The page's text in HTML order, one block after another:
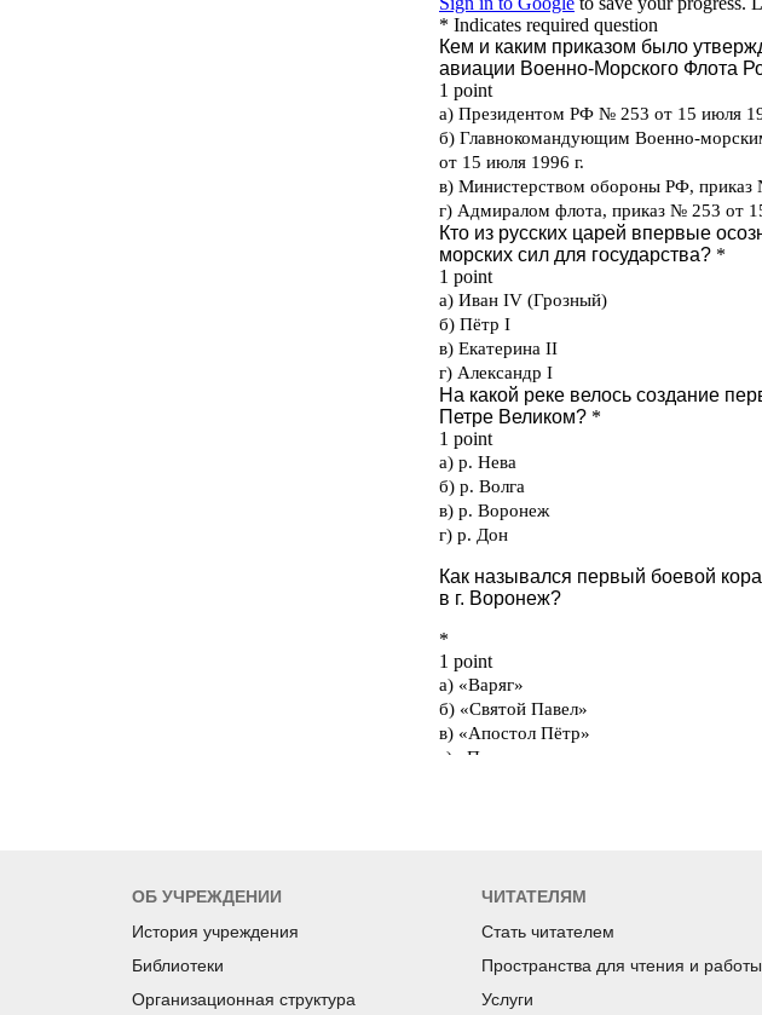
ОБ УЧРЕЖДЕНИИ
История учреждения
Библиотеки
Организационная структура
ЧИТАТЕЛЯМ
Стать читателем
Пространства для чтения и работы
Услуги